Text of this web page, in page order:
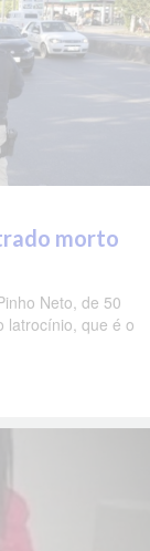
morto
Neto, de 50
latrocínio, que é o